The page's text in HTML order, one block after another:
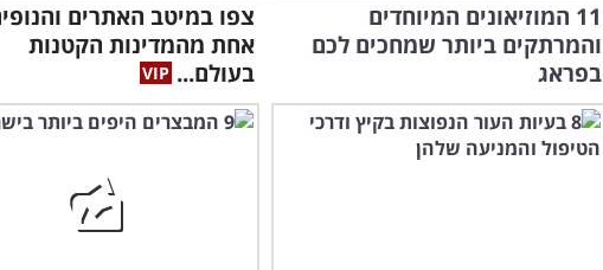
11 המוזיאונים המיוחדים
והמרתקים ביותר שמחכים לכם
בפראג
צפו במיטב האתרים
אחת מהמדינות הקטנות
בעולם...